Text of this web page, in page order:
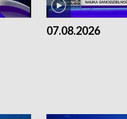
07.08.2026